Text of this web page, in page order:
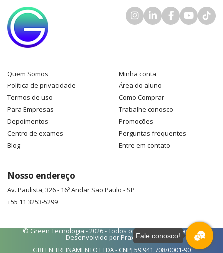
Quem Somos
Política de privacidade
Termos de uso
Para Empresas
Depoimentos
Centro de exames
Blog
Minha conta
Área do aluno
Como Comprar
Trabalhe conosco
Promoções
Perguntas frequentes
Entre em contato
Nosso endereço
Av. Paulista, 326 - 16º Andar São Paulo - SP
+55 11 3253-5299
© Green Tecnologia - 2026 - Todos os direitos reservados -
Desenvolvido por Praxys Web
GREEN TREINAMENTO LTDA - CNPJ 59.941.708/0001-90
Fale conosco!